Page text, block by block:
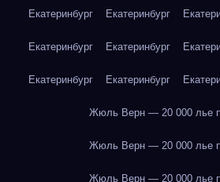
Екатеринбург Екатеринбург
Екатеринбург Екатеринбург
Екатеринбург Екатеринбург
Жюль Верн — 20 000 лье
Жюль Верн — 20 000 лье
Жюль Верн — 20 000 лье